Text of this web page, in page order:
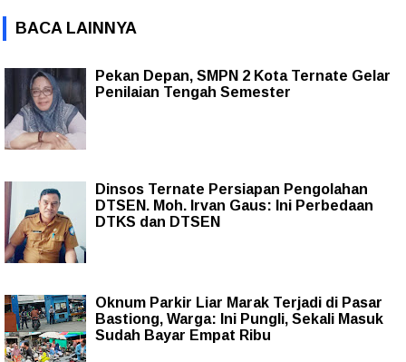
BACA LAINNYA
Pekan Depan, SMPN 2 Kota Ternate Gelar
Penilaian Tengah Semester
Dinsos Ternate Persiapan Pengolahan
DTSEN. Moh. Irvan Gaus: Ini Perbedaan
DTKS dan DTSEN
Oknum Parkir Liar Marak Terjadi di Pasar
Bastiong, Warga: Ini Pungli, Sekali Masuk
Sudah Bayar Empat Ribu